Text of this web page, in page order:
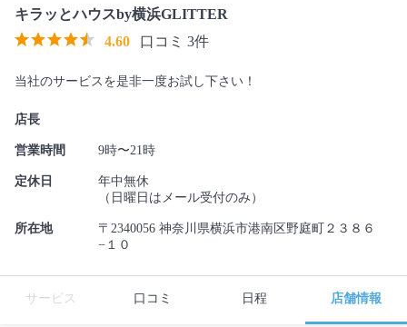
キラッとハウスby横浜GLITTER
4.60
口コミ 3件
当社のサービスを是非一度お試し下さい！
店長
営業時間 9時〜21時
定休日
年中無休
（日曜日はメール受付のみ）
所在地
〒2340056 神奈川県横浜市港南区野庭町２３８６
−１０
サービス 口コミ 日程 店舗情報